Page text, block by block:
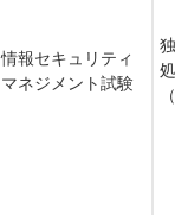
情報セキュリティ
マネジメント試験